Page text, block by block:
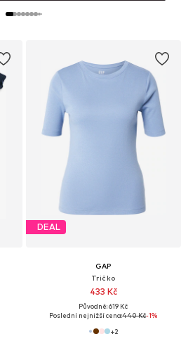
DEAL
GAP
Tričko
433 Kč
Původně: 619 Kč
Poslední nejnižší cena:440 Kč-1%
+2